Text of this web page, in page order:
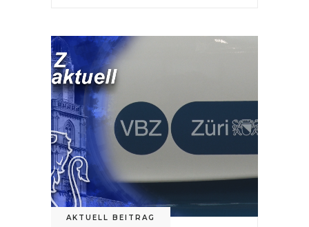
AKTUELL BEITRAG